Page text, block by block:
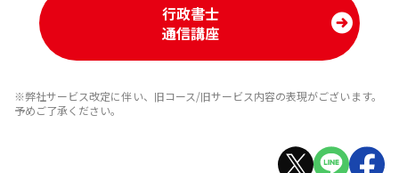
行政書士
通信講座
※弊社サービス改定に伴い、旧コース/旧サービス内容の表現がございます。
予めご了承ください。